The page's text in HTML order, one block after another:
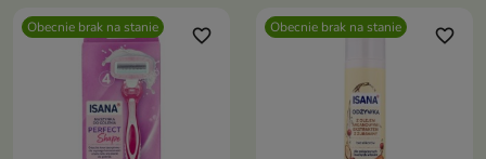
Obecnie brak na stanie favorite_border Obecnie brak na stanie favorite_border